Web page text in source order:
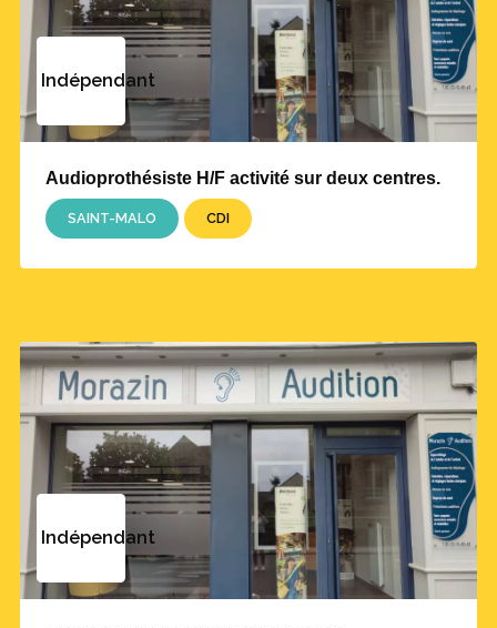
Indépendant
Audioprothésiste H/F activité sur deux centres.
SAINT-MALO CDI
Indépendant